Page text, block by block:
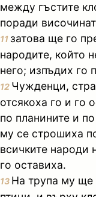
между гъстите
поради
11 затова ще го
народите, който
него; изпъдих го
12 Чужденци,
отсякоха го и го
по планините и
му се строшиха
всичките народи
го оставиха.
13 На трупа му ще